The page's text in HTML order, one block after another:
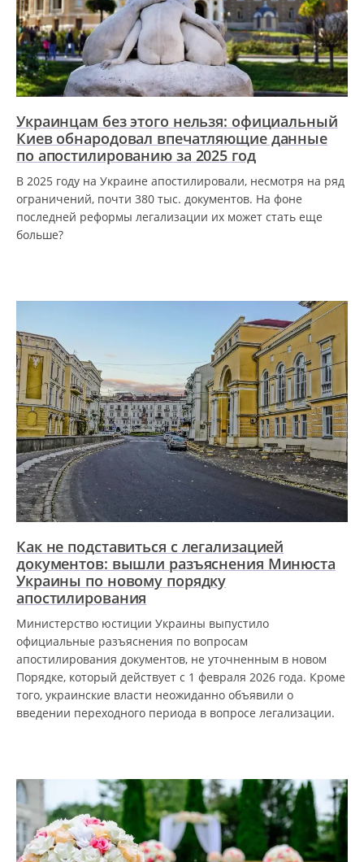
Украинцам без этого нельзя: официальный
Киев обнародовал впечатляющие данные
по апостилированию за 2025 год
В 2025 году на Украине апостилировали, несмотря на ряд
ограничений, почти 380 тыс. документов. На фоне
последней реформы легализации их может стать еще
больше?
Как не подставиться с легализацией
документов: вышли разъяснения Минюста
Украины по новому порядку
апостилирования
Министерство юстиции Украины выпустило
официальные разъяснения по вопросам
апостилирования документов, не уточненным в новом
Порядке, который действует с 1 февраля 2026 года. Кроме
того, украинские власти неожиданно объявили о
введении переходного периода в вопросе легализации.